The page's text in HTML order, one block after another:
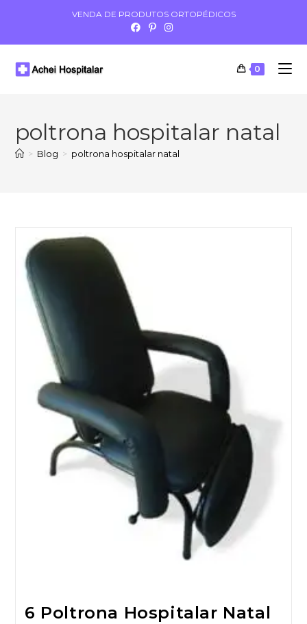
VENDA DE PRODUTOS ORTOPÉDICOS
0
poltrona hospitalar natal
> Blog > poltrona hospitalar natal
6 Poltrona Hospitalar Natal